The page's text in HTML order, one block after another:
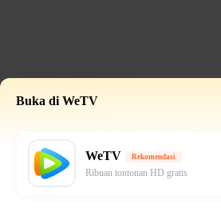
Buka di WeTV
WeTV Rekomendasi
Ribuan tontonan HD gratis